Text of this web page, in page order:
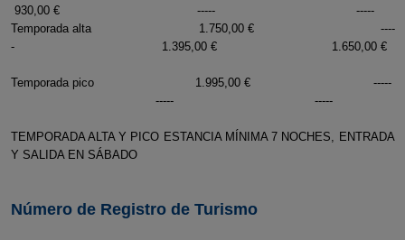
930,00 € ----- -----
Temporada alta 1.750,00 € ----
- 1.395,00 € 1.650,00 €
Temporada pico 1.995,00 € -----
----- -----
TEMPORADA ALTA Y PICO ESTANCIA MÍNIMA 7 NOCHES, ENTRADA
Y SALIDA EN SÁBADO
Número de Registro de Turismo